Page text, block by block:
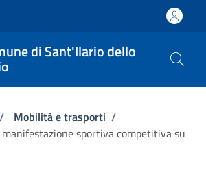
di Sant'Ilario dello
pane
/ Mobilità e trasporti /
sportiva competitiva su